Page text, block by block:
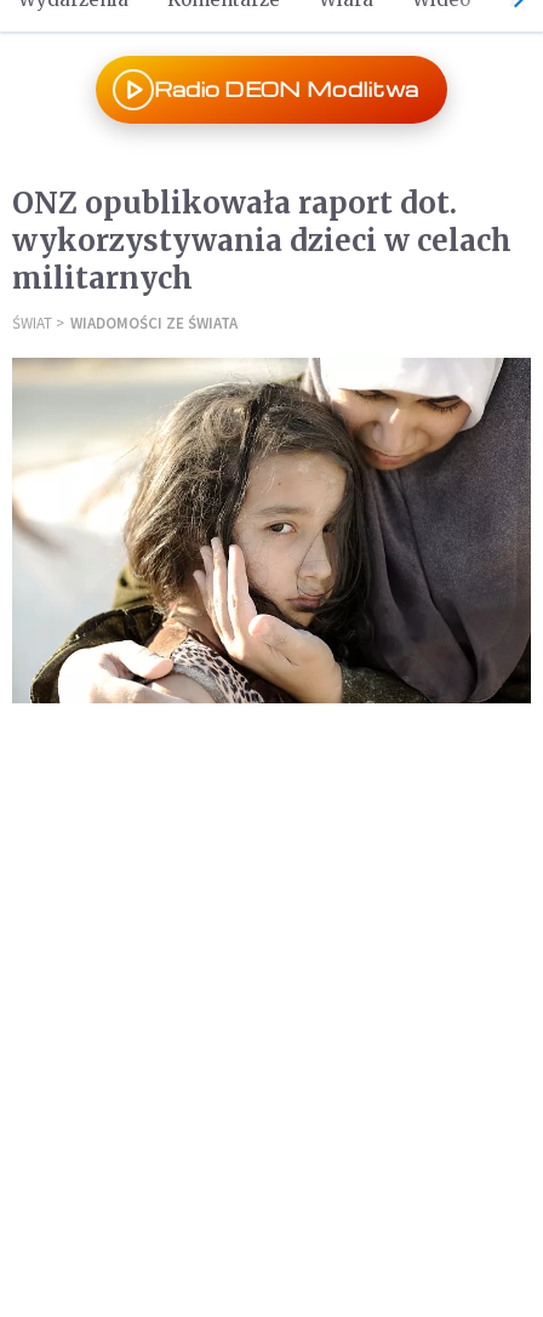
Radio DEON Modlitwa
ONZ opublikowała raport dot.
wykorzystywania dzieci w celach
militarnych
ŚWIAT WIADOMOŚCI ZE ŚWIATA